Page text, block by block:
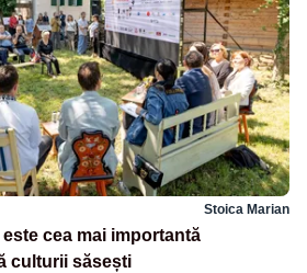
Stoica Marian
cea mai importantă
culturii săsești